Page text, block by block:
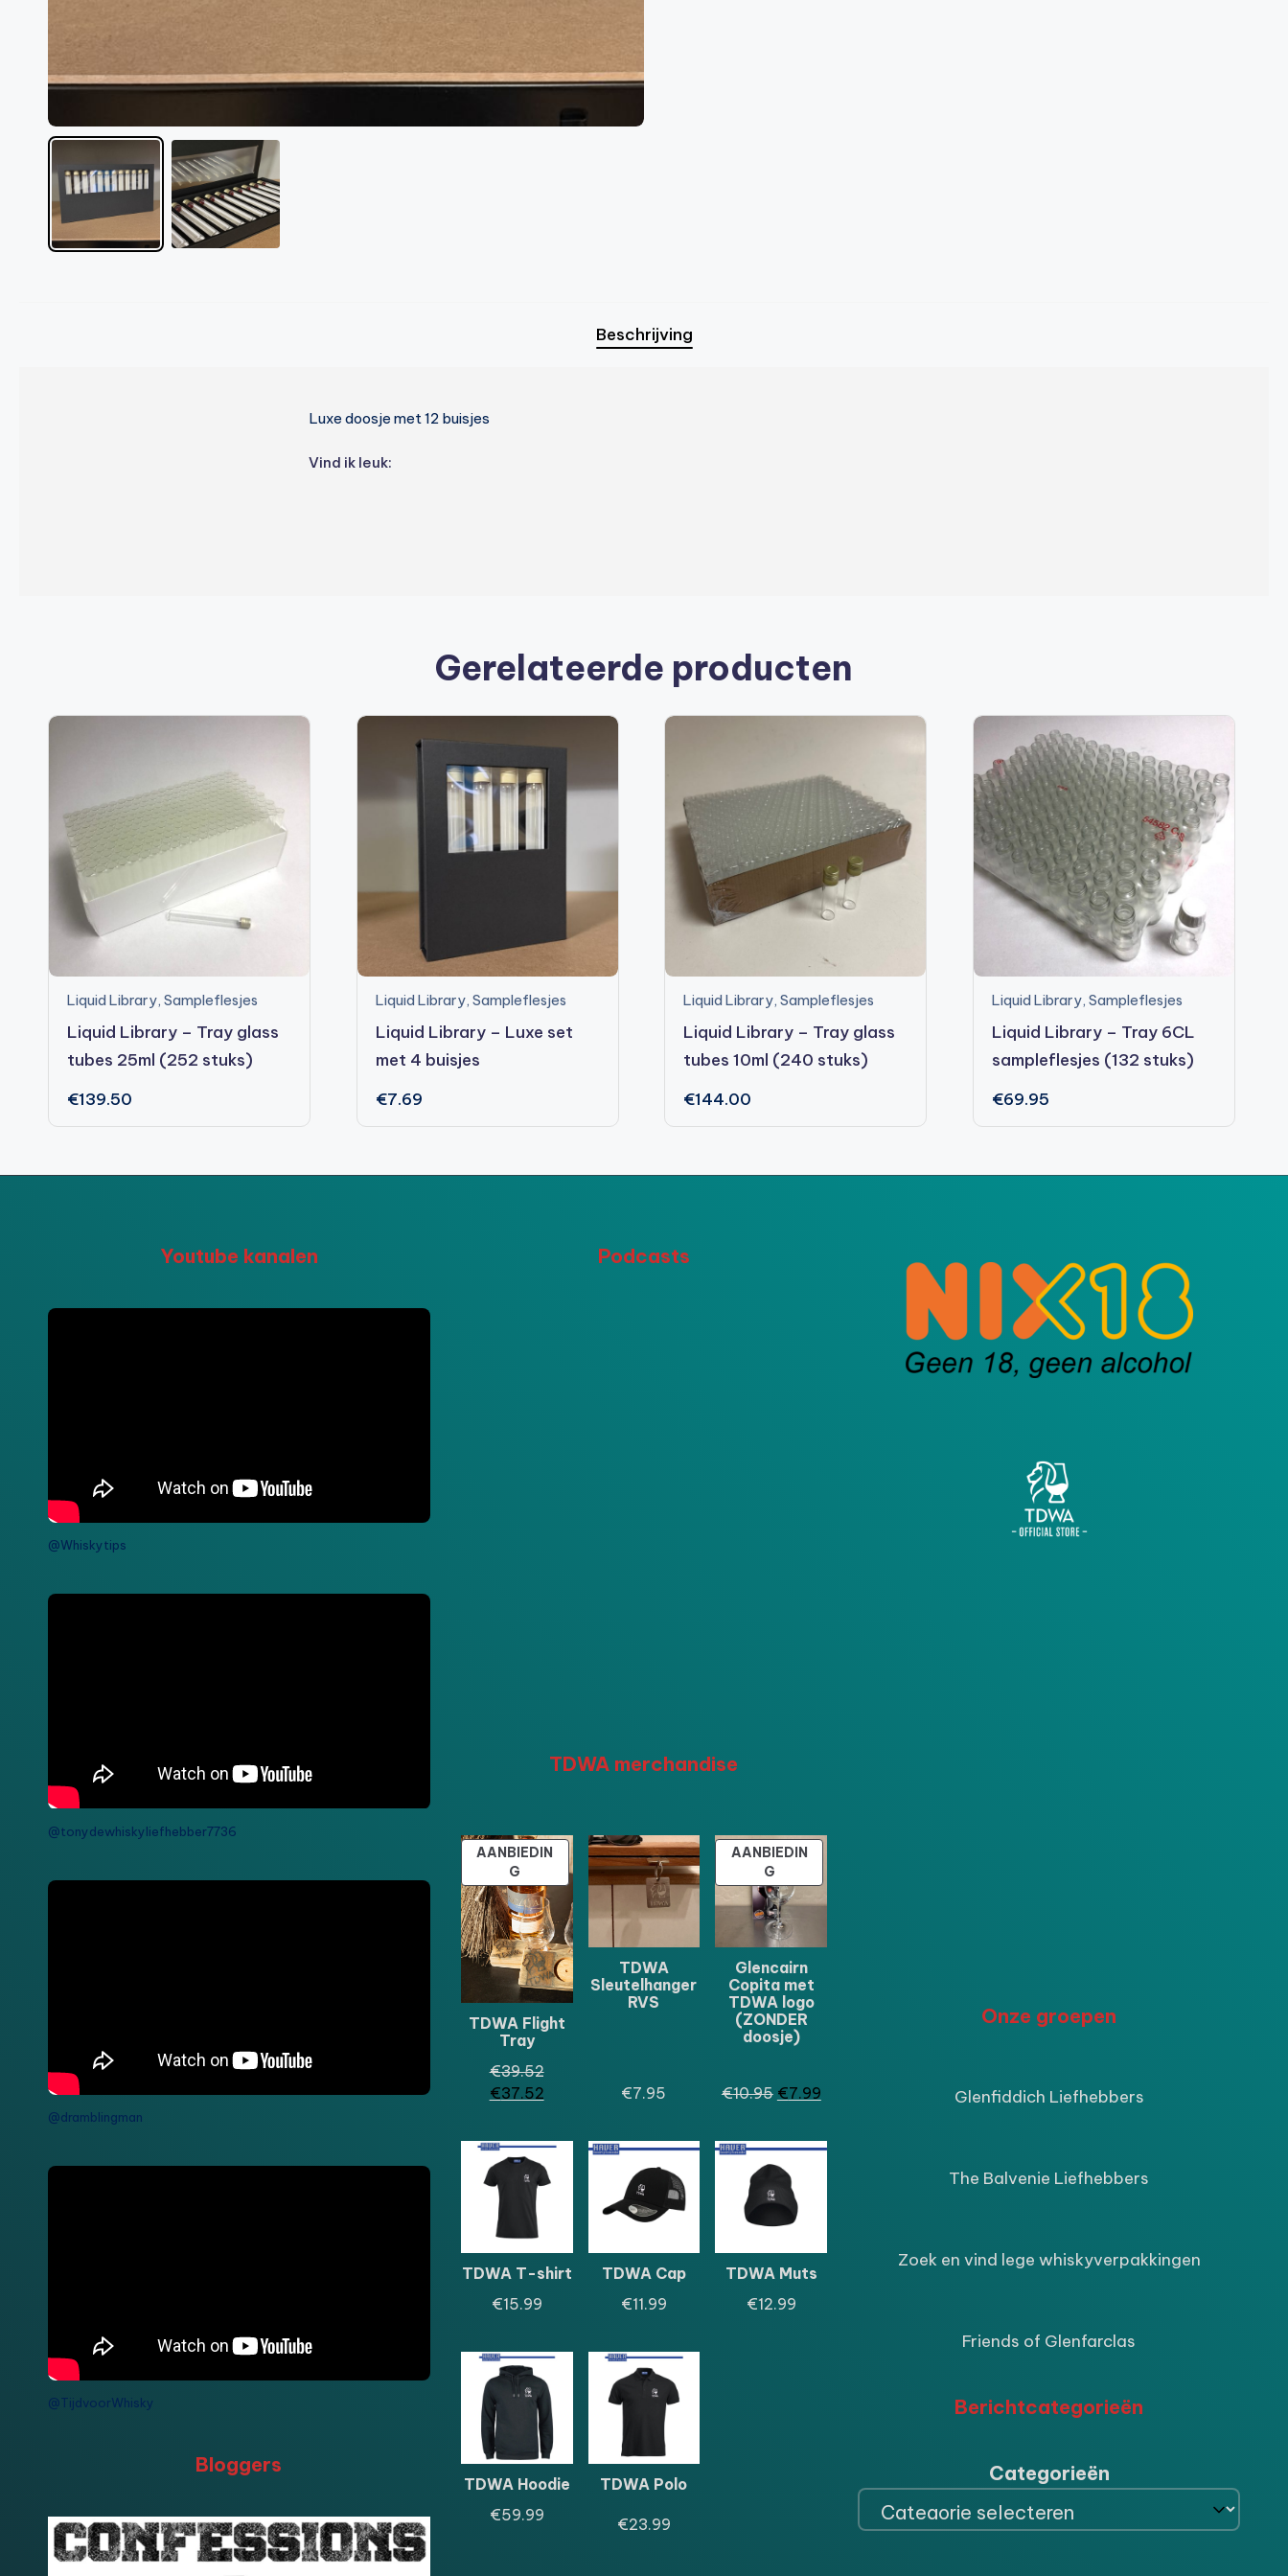
Beschrijving
Luxe doosje met 12 buisjes
Vind ik leuk:
Gerelateerde producten
Liquid Library, Sampleflesjes
Liquid Library – Tray glass
tubes 25ml (252 stuks)
€139.50
Liquid Library, Sampleflesjes
Liquid Library – Luxe set
met 4 buisjes
€7.69
Liquid Library,Sampleflesjes
Liquid Library – Tray glass
tubes 10ml (240 stuks)
€144.00
Liquid Library, Sampleflesjes
Liquid Library – Tray 6CL
sampleflesjes (132 stuks)
€69.95
Youtube kanalen
@Whiskytips
@tonydewhiskyliefhebber7736
@dramblingman
@TijdvoorWhisky
Bloggers
Podcasts
TDWA merchandise
AANBIEDIN
G PRODUCT
IN
DE
UITVERKOOP
TDWA Flight
Tray
€39.52Oorspronkelijke
prijs
€37.52Huidige
€37.52.
TDWA
Sleutelhanger
RVS
€7.95
AANBIEDIN
GPRODUCT
IN
DE
UITVERKOOP
Glencairn
Copita met
TDWA logo
(ZONDER
doosje)
€10.95 Oorspronkelijke
€7.99Huidige
TDWA T-shirt
€15.99
TDWA Cap
€11.99
TDWA Muts
€12.99
TDWA Hoodie
€59.99
TDWA Polo
€23.99
Onze groepen
Glenfiddich Liefhebbers
The Balvenie Liefhebbers
Zoek en vind lege whiskyverpakkingen
Friends of Glenfarclas
Berichtcategorieën
Categorieën